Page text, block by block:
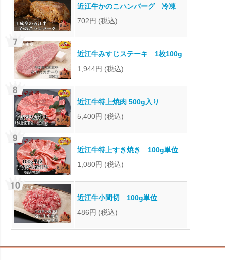
近江牛かのこハンバーグ 冷凍
702円 (税込)
近江牛みすじステーキ 1枚100g
1,944円 (税込)
近江牛特上焼肉 500g入り
5,400円 (税込)
近江牛特上すき焼き 100g単位
1,080円 (税込)
近江牛小間切 100g単位
486円 (税込)